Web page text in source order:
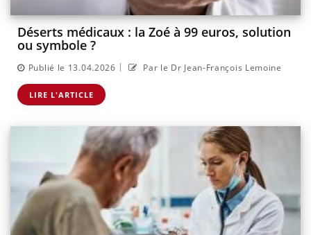
Déserts médicaux : la Zoé à 99 euros, solution
ou symbole ?
Publié le 13.04.2026 | Par le Dr Jean-François Lemoine
LIRE L'ARTICLE